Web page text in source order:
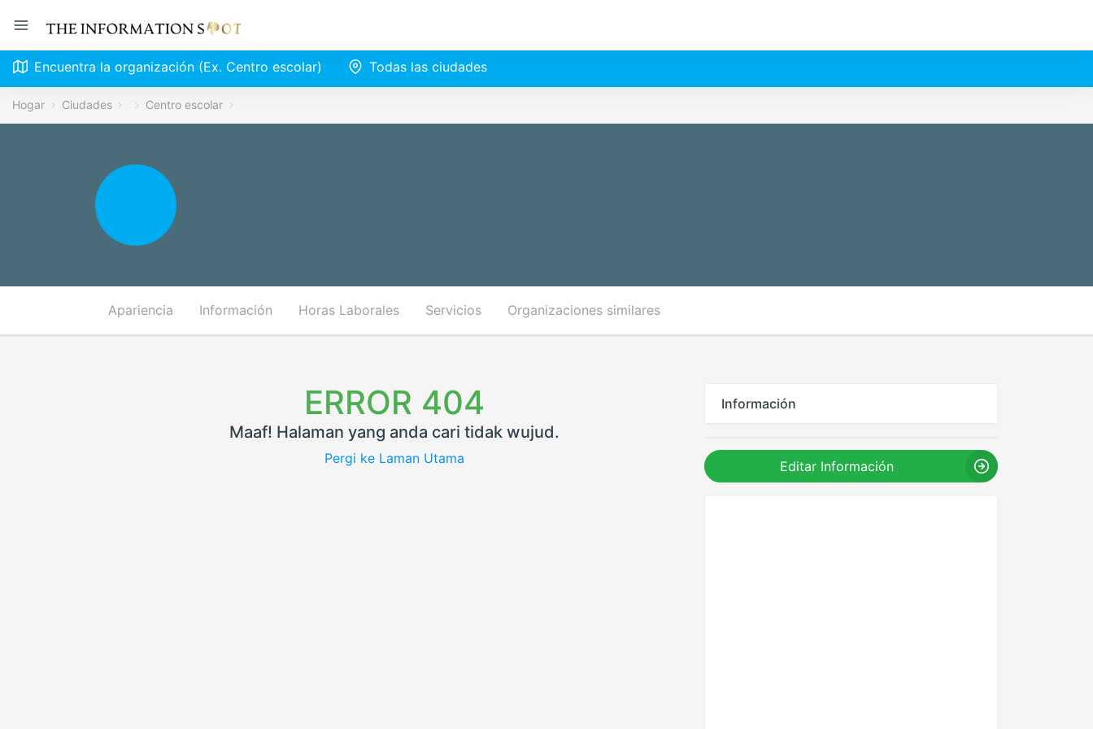
Encuentra la organización (Ex. Centro escolar) Todas las ciudades
Hogar Ciudades Centro escolar
Apariencia Información Horas Laborales Servicios Organizaciones similares
ERROR 404
Maaf! Halaman yang anda cari tidak wujud.
Pergi ke Laman Utama
Información
Editar Información